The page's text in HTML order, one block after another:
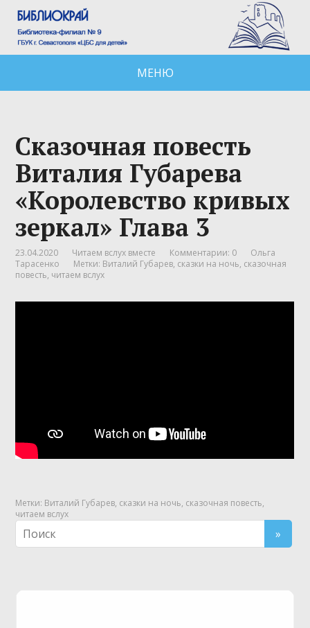
МЕНЮ
Сказочная повесть
Виталия Губарева
«Королевство кривых
зеркал» Глава 3
23.04.2020 Читаем вслух вместе Комментарии: 0
Ольга
Тарасенко
Метки: Виталий Губарев, сказки на ночь, сказочная
повесть, читаем вслух
Метки: Виталий Губарев, сказки на ночь, сказочная повесть,
читаем вслух